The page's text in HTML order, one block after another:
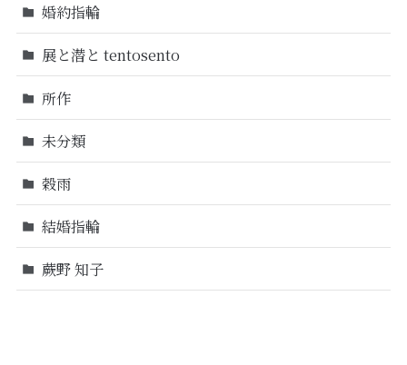
婚約指輪
展と潜と tentosento
所作
未分類
穀雨
結婚指輪
蕨野 知子